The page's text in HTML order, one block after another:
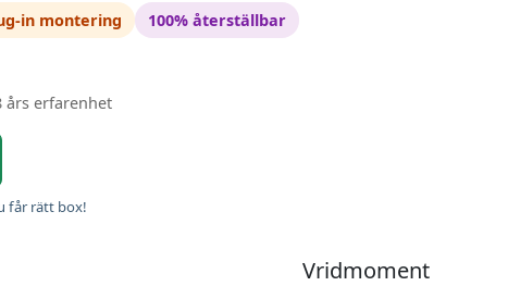
in montering
100% återställbar
års erfarenhet
får rätt box!
Vridmoment